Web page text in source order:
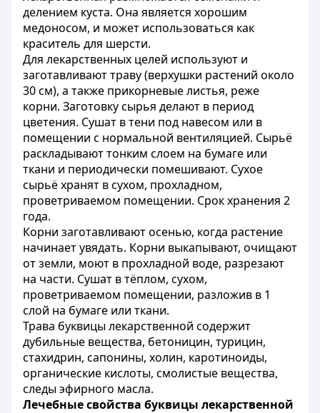
делением куста. Она является хорошим
медоносом, и может использоваться как
краситель для шерсти.
Для лекарственных целей используют и
заготавливают траву (верхушки растений около
30 см), а также прикорневые листья, реже
корни. Заготовку сырья делают в период
цветения. Сушат в тени под навесом или в
помещении с нормальной вентиляцией. Сырьё
раскладывают тонким слоем на бумаге или
ткани и периодически помешивают. Сухое
сырьё хранят в сухом, прохладном,
проветриваемом помещении. Срок хранения 2
года.
Корни заготавливают осенью, когда растение
начинает увядать. Корни выкапывают, очищают
от земли, моют в прохладной воде, разрезают
на части. Сушат в тёплом, сухом,
проветриваемом помещении, разложив в 1
слой на бумаге или ткани.
Трава буквицы лекарственной содержит
дубильные вещества, бетоницин, турицин,
стахидрин, сапонины, холин, каротиноиды,
органические кислоты, смолистые вещества,
следы эфирного масла.
Лечебные свойства буквицы лекарственной